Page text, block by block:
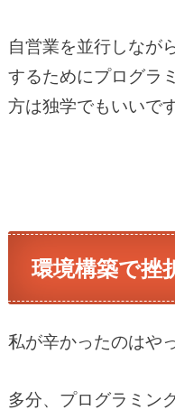
自営業を並行しなが
するためにプログラ
方は独学でもいいで
環境構築で挫
私が辛かったのはや
多分、プログラミン